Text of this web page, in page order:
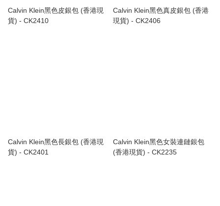
Calvin Klein黑色皮銀包 (香港現
貨) - CK2410
Calvin Klein黑色真皮銀包 (香港
現貨) - CK2406
Calvin Klein黑色長銀包 (香港現
貨) - CK2401
Calvin Klein黑色女裝連鏈銀包
(香港現貨) - CK2235